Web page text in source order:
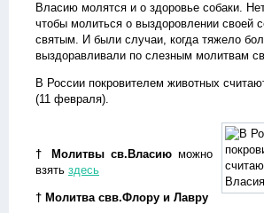
Власию молятся и о здоровье собаки.
чтобы молиться о выздоровлении своей
святым. И были случаи, когда тяжело
выздоравливали по слезным молитвам
В России покровителем животных
(11 февраля).
† Молитвы св.Власиюможно
взять здесь
† Молитва свв.Флору и Лавру